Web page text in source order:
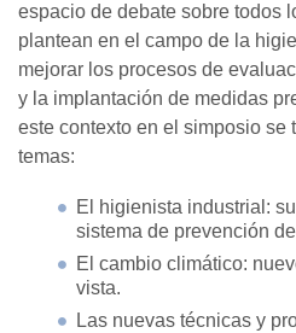
espacio de debate sobre todos
plantean en el campo de la
mejorar los procesos de
y la implantación de medidas
este contexto en el simposio se
temas:
El higienista industrial:
sistema de prevención
El cambio climático:
vista.
Las nuevas técnicas y